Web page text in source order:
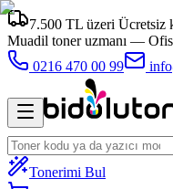
7.500 TL üzeri Ücretsiz
Muadil toner uzmanı —
0216 470 00 99
Tonerimi Bul